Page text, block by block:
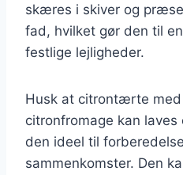
skæres i skiver og
fad, hvilket gør den til
festlige lejligheder.
Husk at citrontærte med
citronfromage kan
den ideel til
sammenkomster. Den